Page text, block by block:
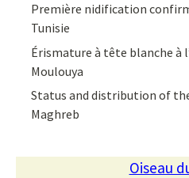
Première nidification
Tunisie
Érismature à tête blanche à
Moulouya
Status and distribution of
Maghreb
Oiseau